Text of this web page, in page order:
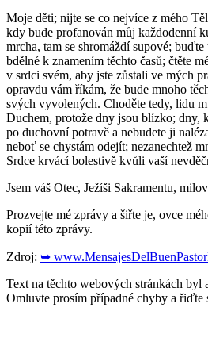
Moje děti; nijte se co nejvíce z mého
kdy bude profanován můj každodenní
mrcha, tam se shromáždí supové;
bdělné k znamením těchto časů; čtěte
v srdci svém, aby jste zůstali ve mých
opravdu vám říkám, že bude mnoho
svých vyvolených. Choděte tedy, lidu
Duchem, protože dny jsou blízko; dny,
po duchovní potravě a nebudete ji
neboť se chystám odejít; nezanechtež
Srdce krvácí bolestivě kvůli vaší
Jsem váš Otec, Ježíši Sakramentu,
Prozvejte mé zprávy a šiřte je, ovce
kopií této zprávy.
Zdroj: ➥
Text na těchto webových stránkách byl
Omluvte prosím případné chyby a řiďte